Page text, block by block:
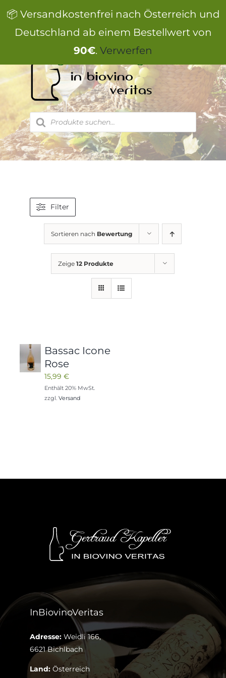
📦 Versandkostenfrei nach Österreich und
Deutschland ab einem Bestellwert von
90€. Verwerfen
Inhalt
springen
Products
search
Filter
Sortieren nach Bewertung
Zeige12 Produkte
Bassac Icone
Rose
15,99 €
Enthält 20% MwSt.
zzgl. Versand
InBiovinoVeritas
Adresse: Weidli 166,
6621 Bichlbach
Land: Österreich